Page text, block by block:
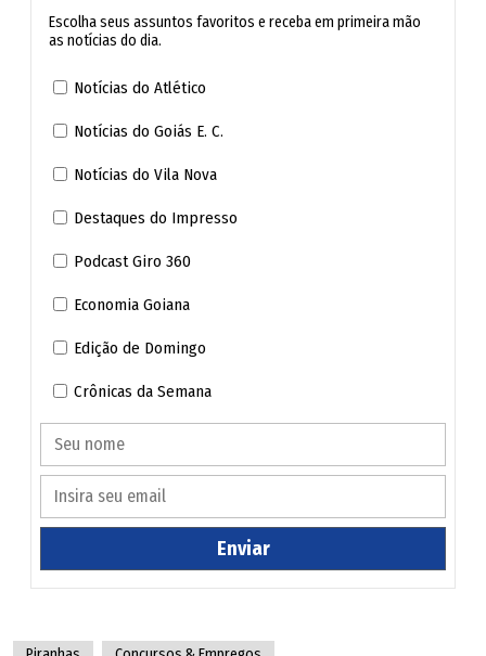
inscrição:24/08/2026
Divulgação dos locais e horários para
Aplicação das Provas Objetivas:
Divulgação dos resultados preliminares das
provas objetivas (1ª etapa) e convocação para a
prova de títulos (2ª etapa):
Divulgação dos resultados e da lista final dos
aprovados: 17/12/2026
🔔 Siga o canal de O POPULAR no WhatsApp
Escolha seus assuntos favoritos e receba em primeira mão
as notícias do dia.
Notícias do Atlético
Notícias do Goiás E. C.
Notícias do Vila Nova
Destaques do Impresso
Podcast Giro 360
Economia Goiana
Edição de Domingo
Crônicas da Semana
Enviar